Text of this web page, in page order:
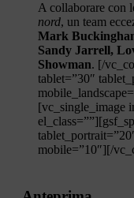
A collaborare con
nord, un team
Mark
Sandy Jarrell,
Showman. [/
tablet=”30″
[vc_single_image
mobile=”10″][/